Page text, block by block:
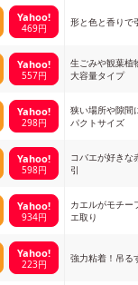
Yahoo!
469円 形と色と香りで
Yahoo!
557円
生ごみや観葉植
大容量タイプ
Yahoo!
298円
狭い場所や隙間
パクトサイズ
Yahoo!
598円
コバエが好きな
引
Yahoo!
934円
カエルがモチー
エ取り
Yahoo!
223円 強力粘着！吊る